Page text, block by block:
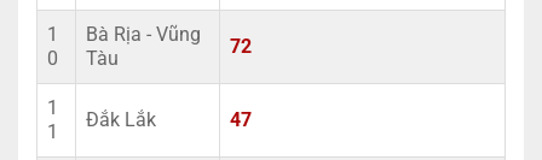
1
0
Bà Rịa - Vũng
Tàu
72
1
1
Đắk Lắk 47